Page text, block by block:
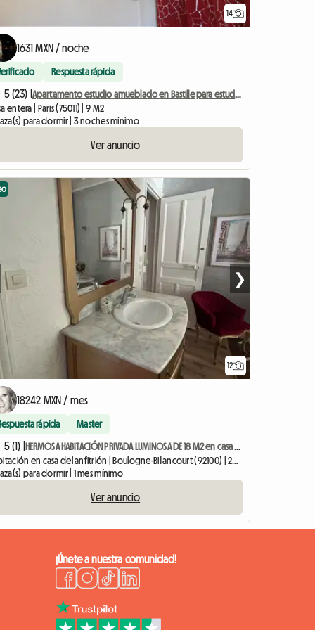
14
1631 MXN / noche
Respuesta rápida
5 (23) |
Apartamento estudio amueblado en Bastille para estudiantes, pasantes o viajeros de negocios.
entera | Paris (75011) | 9 M2
para dormir | 3 noches mínimo
Ver anuncio
12
❯
18242 MXN / mes
rápida Master
5 (1) |
HERMOSA HABITACIÓN PRIVADA LUMINOSA DE 18 M2 en casa de residente
Habitación en casa del anfitrión | Boulogne-Billancourt (92100) | 22 M2
para dormir | 1 mes mínimo
Ver anuncio
¡Únete a nuestra comunidad!